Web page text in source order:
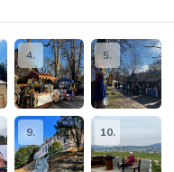
4. 5.
9. 10.